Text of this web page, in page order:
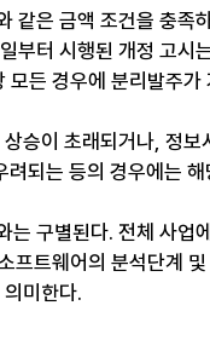
같은 금액 조건을 충족
터 시행된 개정 고시
든 경우에 분리발주가
승이 초래되거나, 정
되는 등의 경우에는
는 구별된다. 전체 사업
프트웨어의 분석단계
미한다.